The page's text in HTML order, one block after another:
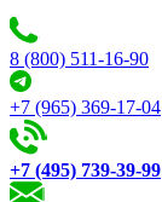
8 (800) 511-16-90
+7 (965) 369-17-04
+7 (495) 739-39-99